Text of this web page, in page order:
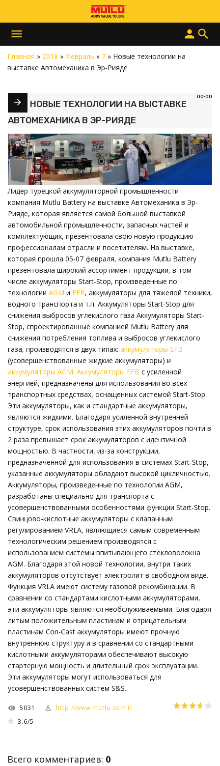
menu search
person
Главная » 2018 » Февраль » 7 » Новые технологии на
выставке Автомеханика в Эр-Рияде
00:00
НОВЫЕ ТЕХНОЛОГИИ НА ВЫСТАВКЕ
АВТОМЕХАНИКА В ЭР-РИЯДЕ
Лидер турецкой аккумуляторной промышленности
компания Mutlu Battery на выставке Автомеханика в Эр-
Рияде, которая является самой большой выставкой
автомобильной промышленности, запасных частей и
комплектующих, презентовала свою новую продукцию
профессионалам отрасли и посетителям. На выставке,
которая прошла 05-07 февраля, компания Mutlu Battery
презентовала широкий ассортимент продукции, в том
числе аккумуляторы Start-Stop, произведенные по
технологии AGM и EFB, аккумуляторы для тяжелой техники,
водного транспорта и т.п. Аккумуляторы Start-Stop для
снижения выбросов углекислого газа Аккумуляторы Start-
Stop, спроектированные компанией Mutlu Battery для
снижения потребления топлива и выбросов углекислого
газа, производятся в двух типах: аккумуляторы EFB
(усовершенствованные жидкие аккумуляторы) и
аккумуляторы AGM. Аккумуляторы EFB с усиленной
энергией, предназначены для использования во всех
транспортных средствах, оснащенных системой Start-Stop.
Эти аккумуляторы, как и стандартные аккумуляторы,
являются жидкими. Благодаря усиленной внутренней
структуре, срок использования этих аккумуляторов почти в
2 раза превышает срок аккумуляторов с идентичной
мощностью. В частности, из-за конструкции,
предназначенной для использования в системах Start-Stop,
указанные аккумуляторы обладают высокой цикличностью.
Аккумуляторы, произведенные по технологии AGM,
разработаны специально для транспорта с
усовершенствованными особенностями функции Start-Stop.
Свинцово-кислотные аккумуляторы с клапанным
регулированием VRLA, являющиеся самым современным
технологическим решением производятся с
использованием системы впитывающего стекловолокна
AGM. Благодаря этой новой технологии, внутри таких
аккумуляторов отсутствует электролит в свободном виде.
Функция VRLA имеют систему газовой рекомбинации. В
сравнении со стандартами кислотными аккумуляторами,
эти аккумуляторы являются необслуживаемыми. Благодаря
литым положительным пластинам и отрицательным
пластинам Con-Cast аккумуляторы имеют прочную
внутреннюю структуру и в сравнении со стандартными
кислотными аккумуляторами обеспечивают высокую
стартерную мощность и длительный срок эксплуатации.
Эти аккумуляторы могут использоваться для
усовершенствованных систем S&S.
5031
http://www.mutlu.com.tr
3.6/5
Всего комментариев: 0